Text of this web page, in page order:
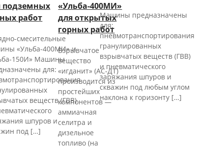
подземных
работ
смесительные
«Ульба-400МИ» и
150И» Машины
для:
веществ (ГВВ)
шпуров и
под […]
«Ульба-400МИ»
для открытых
горных работ
Взрывчатое
вещество
«игданит» (АС-ДТ)
производится из
простейших
компонентов —
аммиачная
селитра и
дизельное
топливо (на
Машины предназначены
для:
пневмотранспортирования
гранулированных
взрывчатых веществ (ГВВ)
и пневматического
заряжания шпуров и
скважин под любым углом
наклона к горизонту […]